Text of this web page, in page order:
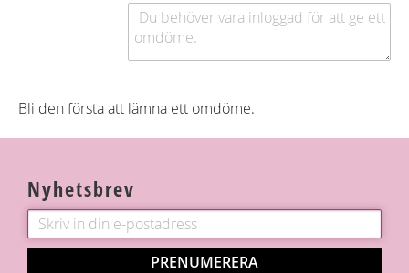
Bli den första att lämna ett omdöme.
Nyhetsbrev
PRENUMERERA